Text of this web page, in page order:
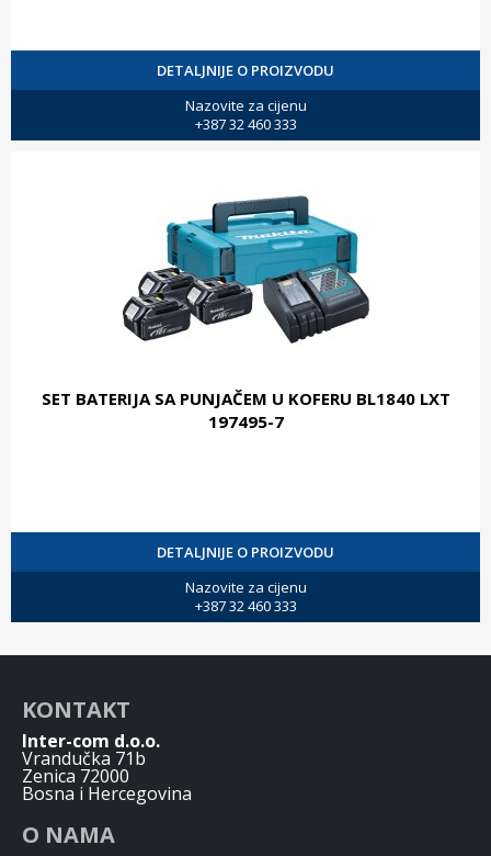
DETALJNIJE O PROIZVODU
Nazovite za cijenu
+387 32 460 333
SET BATERIJA SA PUNJAČEM U KOFERU BL1840 LXT
197495-7
DETALJNIJE O PROIZVODU
Nazovite za cijenu
+387 32 460 333
KONTAKT
Inter-com d.o.o.
Vrandučka 71b
Zenica 72000
Bosna i Hercegovina
O NAMA